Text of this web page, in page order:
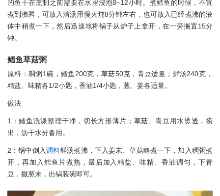
的鱼干在烹制之前需要在水里浸泡8~12小时。煮鳕鱼的时候，不宜
煮到沸腾，可放入清汤用慢火炖8分钟左右，也可放入已经煮沸的液
体中稍煮一下，然后迅速地将锅子从炉子上拿开，在一旁搁置15分
钟。
鳕鱼草菇粥
原料：稠粥1碗，鳕鱼200克，草菇50克，青豆适量；鲜汤240克，
精盐、味精各1/2小匙，香油1/4小匙，葱、姜各适量。
做法
1：鳕鱼洗涤整理干净，切长方形薄片；草菇、青豆用水烫透，捞
出，沥干水分备用。
2：锅中倒入调料鲜汤煮沸，下入姜末、草菇略煮一下，加入稠粥煮
开，再加入鳕鱼片煮熟，最后加入精盐、味精、香油调匀，下青
豆，撒葱末，出锅装碗即可。